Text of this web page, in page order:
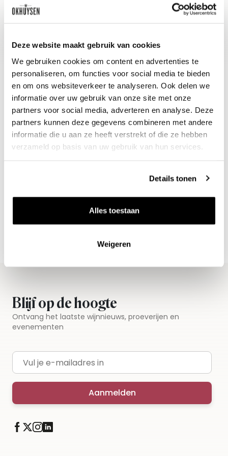
Deze website maakt gebruik van cookies
We gebruiken cookies om content en advertenties te
personaliseren, om functies voor social media te bieden
en om ons websiteverkeer te analyseren. Ook delen we
informatie over uw gebruik van onze site met onze
partners voor social media, adverteren en analyse. Deze
partners kunnen deze gegevens combineren met andere
informatie die u aan ze heeft verstrekt of die ze hebben
verzameld op basis van uw gebruik van hun services.
Details tonen
Alles toestaan
Weigeren
borrelplank.
Nieuws & inspiratie in Vineé Vineuse
Vandaag voor 12.00 uur besteld, morgen in huis
Gratis thuisbezorgd vanaf €115,00
Iedere wijn per fles te bestellen
Blijf op de hoogte
Ontvang het laatste wijnnieuws, proeverijen en
evenementen
E-mailadres
Aanmelden